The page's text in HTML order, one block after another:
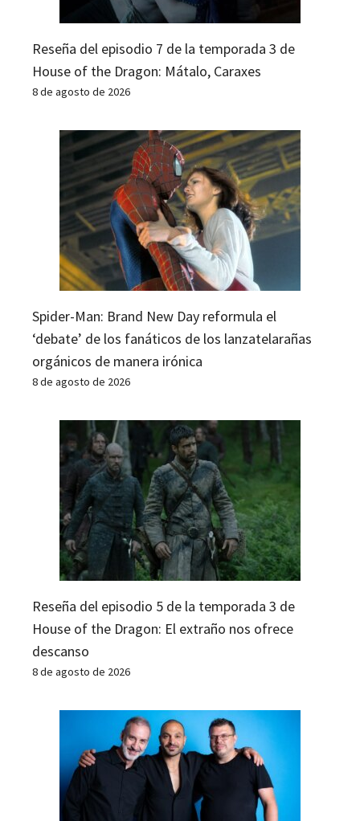
Reseña del episodio 7 de la temporada 3 de
House of the Dragon: Mátalo, Caraxes
8 de agosto de 2026
Spider-Man: Brand New Day reformula el
‘debate’ de los fanáticos de los lanzatelarañas
orgánicos de manera irónica
8 de agosto de 2026
Reseña del episodio 5 de la temporada 3 de
House of the Dragon: El extraño nos ofrece
descanso
8 de agosto de 2026